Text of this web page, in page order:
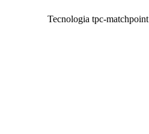
Tecnologia tpc-matchpoint